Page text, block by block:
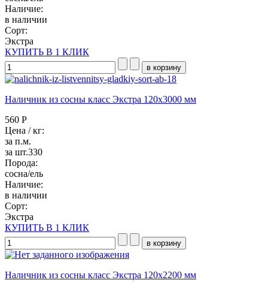
Наличие:
в наличии
Сорт:
Экстра
КУПИТЬ В 1 КЛИК
Наличник из сосны класс Экстра 120x3000 мм
560 Р
Цена / кг:
за п.м.
за шт.330
Порода:
сосна/ель
Наличие:
в наличии
Сорт:
Экстра
КУПИТЬ В 1 КЛИК
Наличник из сосны класс Экстра 120x2200 мм